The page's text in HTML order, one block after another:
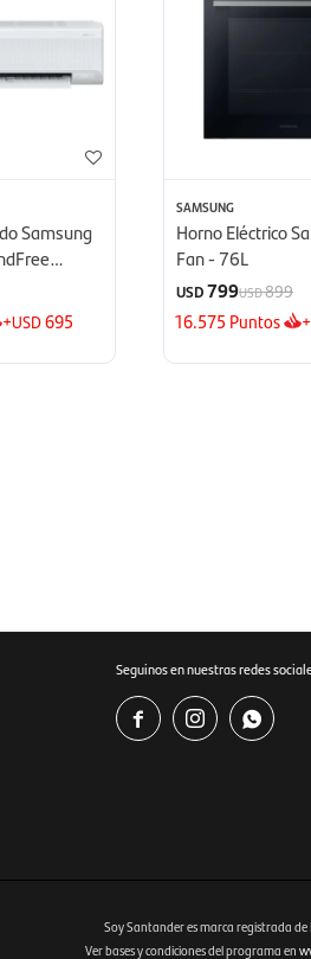
Samsung
+USD695
SAMSUNG
Horno Eléctrico
Fan - 76L
USD799USD899
16.575 Puntos +
Seguinos en nuestras redes
  
Soy Santander es marca registrada
Ver bases y condiciones del programa en